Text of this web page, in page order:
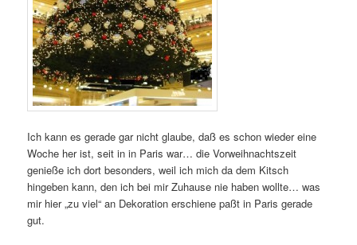
Ich kann es gerade gar nicht glaube, daß es schon wieder eine
Woche her ist, seit in in Paris war… die Vorweihnachtszeit
genieße ich dort besonders, weil ich mich da dem Kitsch
hingeben kann, den ich bei mir Zuhause nie haben wollte… was
mir hier „zu viel“ an Dekoration erschiene paßt in Paris gerade
gut.